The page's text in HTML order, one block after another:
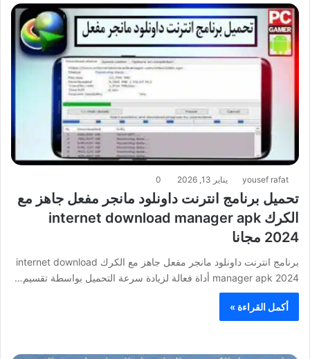
yousef rafat يناير 13, 2026 0
تحميل برنامج انترنت داونلود مانجر مفعل جاهز مع
الكرك internet download manager apk
2024 مجانا
برنامج انترنت داونلود مانجر مفعل جاهز مع الكرك internet download
manager apk 2024 أداة فعالة لزيادة سرعة التحميل بواسطة تقسيم…
أكمل القراءة »